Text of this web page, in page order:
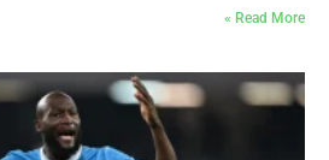
Read More »